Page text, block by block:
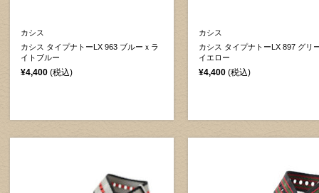
カシス
カシス タイプナトーLX 963 ブルーｘラ
イトブルー
¥4,400 (税込)
カシス
カシス タイプナトーLX 897 グリ
イエロー
¥4,400 (税込)